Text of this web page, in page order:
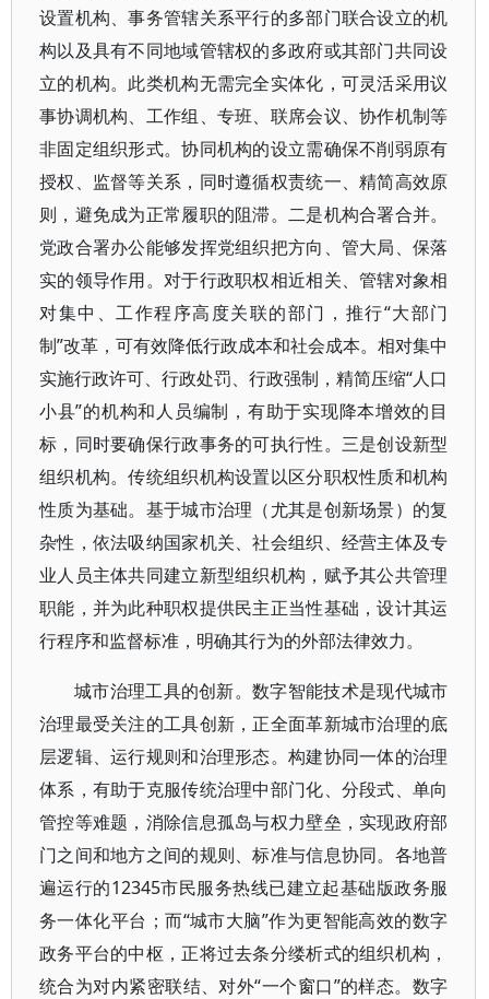
设置机构、事务管辖关系平行的多部门联合设立的机
构以及具有不同地域管辖权的多政府或其部门共同设
立的机构。此类机构无需完全实体化，可灵活采用议
事协调机构、工作组、专班、联席会议、协作机制等
非固定组织形式。协同机构的设立需确保不削弱原有
授权、监督等关系，同时遵循权责统一、精简高效原
则，避免成为正常履职的阻滞。二是机构合署合并。
党政合署办公能够发挥党组织把方向、管大局、保落
实的领导作用。对于行政职权相近相关、管辖对象相
对集中、工作程序高度关联的部门，推行“大部门
制”改革，可有效降低行政成本和社会成本。相对集中
实施行政许可、行政处罚、行政强制，精简压缩“人口
小县”的机构和人员编制，有助于实现降本增效的目
标，同时要确保行政事务的可执行性。三是创设新型
组织机构。传统组织机构设置以区分职权性质和机构
性质为基础。基于城市治理（尤其是创新场景）的复
杂性，依法吸纳国家机关、社会组织、经营主体及专
业人员主体共同建立新型组织机构，赋予其公共管理
职能，并为此种职权提供民主正当性基础，设计其运
行程序和监督标准，明确其行为的外部法律效力。
城市治理工具的创新。数字智能技术是现代城市
治理最受关注的工具创新，正全面革新城市治理的底
层逻辑、运行规则和治理形态。构建协同一体的治理
体系，有助于克服传统治理中部门化、分段式、单向
管控等难题，消除信息孤岛与权力壁垒，实现政府部
门之间和地方之间的规则、标准与信息协同。各地普
遍运行的12345市民服务热线已建立起基础版政务服
务一体化平台；而“城市大脑”作为更智能高效的数字
政务平台的中枢，正将过去条分缕析式的组织机构，
统合为对内紧密联结、对外“一个窗口”的样态。数字